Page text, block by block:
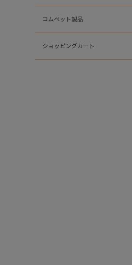
コムペット製品
ショッピングカート